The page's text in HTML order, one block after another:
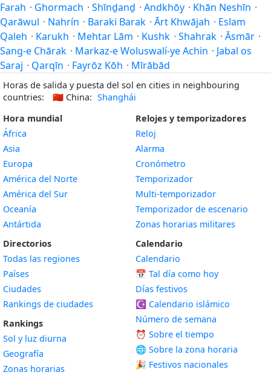
Farah · Ghormach · Shīnḏanḏ · Andkhōy · Khān Neshīn ·
Qarāwul · Nahrín · Baraki Barak · Ārt Khwājah · Eslam
Qaleh · Karukh · Mehtar Lām · Kushk · Shahrak · Āsmār ·
Sang-e Chārak · Markaz-e Woluswalí-ye Achin · Jabal os
Saraj · Qarqīn · Fayrōz Kōh · Mīrābād
Horas de salida y puesta del sol en cities in neighbouring
countries:
🇨🇳 China: Shanghái
Hora mundial
África
Asia
Europa
América del Norte
América del Sur
Oceanía
Antártida
Directorios
Todas las regiones
Países
Ciudades
Rankings de ciudades
Rankings
Sol y luz diurna
Geografía
Zonas horarias
Relojes y temporizadores
Reloj
Alarma
Cronómetro
Temporizador
Multi-temporizador
Temporizador de escenario
Zonas horarias militares
Calendario
Calendario
📅 Tal día como hoy
Días festivos
☪️ Calendario islámico
Número de semana
⏰ Sobre el tiempo
🌐 Sobre la zona horaria
🎉 Festivos nacionales